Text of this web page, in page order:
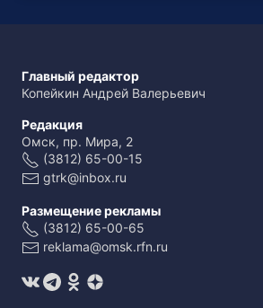
Главный редактор
Копейкин Андрей Валерьевич
Редакция
Омск, пр. Мира, 2
(3812) 65-00-15
gtrk@inbox.ru
Размещение рекламы
(3812) 65-00-65
reklama@omsk.rfn.ru